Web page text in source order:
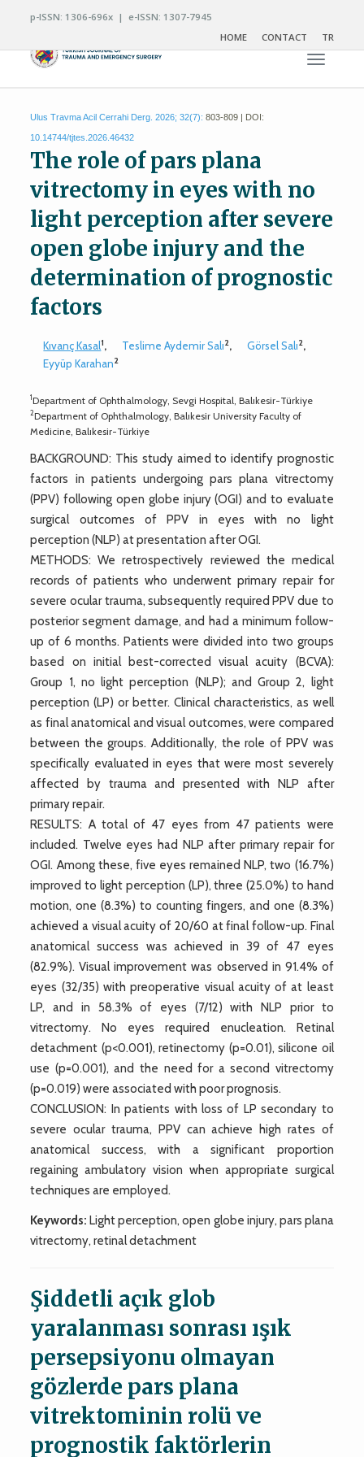
p-ISSN: 1306-696x | e-ISSN: 1307-7945
HOME
CONTACT TR
Toggle
Ulus Travma Acil Cerrahi Derg. 2026; 32(7): 803-809 | DOI:
10.14744/tjtes.2026.46432
The role of pars plana
vitrectomy in eyes with no
light perception after severe
open globe injury and the
determination of prognostic
factors
Kıvanç Kasal1, Teslime Aydemir Salı2, Görsel Salı2,
Eyyüp Karahan2
1Department of Ophthalmology, Sevgi Hospital, Balıkesir-Türkiye
2Department of Ophthalmology, Balıkesir University Faculty of
Medicine, Balıkesir-Türkiye
BACKGROUND: This study aimed to identify prognostic
factors in patients undergoing pars plana vitrectomy
(PPV) following open globe injury (OGI) and to evaluate
surgical outcomes of PPV in eyes with no light
perception (NLP) at presentation after OGI.
METHODS: We retrospectively reviewed the medical
records of patients who underwent primary repair for
severe ocular trauma, subsequently required PPV due to
posterior segment damage, and had a minimum follow-
up of 6 months. Patients were divided into two groups
based on initial best-corrected visual acuity (BCVA):
Group 1, no light perception (NLP); and Group 2, light
perception (LP) or better. Clinical characteristics, as well
as final anatomical and visual outcomes, were compared
between the groups. Additionally, the role of PPV was
specifically evaluated in eyes that were most severely
affected by trauma and presented with NLP after
primary repair.
RESULTS: A total of 47 eyes from 47 patients were
included. Twelve eyes had NLP after primary repair for
OGI. Among these, five eyes remained NLP, two (16.7%)
improved to light perception (LP), three (25.0%) to hand
motion, one (8.3%) to counting fingers, and one (8.3%)
achieved a visual acuity of 20/60 at final follow-up. Final
anatomical success was achieved in 39 of 47 eyes
(82.9%). Visual improvement was observed in 91.4% of
eyes (32/35) with preoperative visual acuity of at least
LP, and in 58.3% of eyes (7/12) with NLP prior to
vitrectomy. No eyes required enucleation. Retinal
detachment (p<0.001), retinectomy (p=0.01), silicone oil
use (p=0.001), and the need for a second vitrectomy
(p=0.019) were associated with poor prognosis.
CONCLUSION: In patients with loss of LP secondary to
severe ocular trauma, PPV can achieve high rates of
anatomical success, with a significant proportion
regaining ambulatory vision when appropriate surgical
techniques are employed.
Keywords: Light perception, open globe injury, pars plana
vitrectomy, retinal detachment
Şiddetli açık glob
yaralanması sonrası ışık
persepsiyonu olmayan
gözlerde pars plana
vitrektominin rolü ve
prognostik faktörlerin